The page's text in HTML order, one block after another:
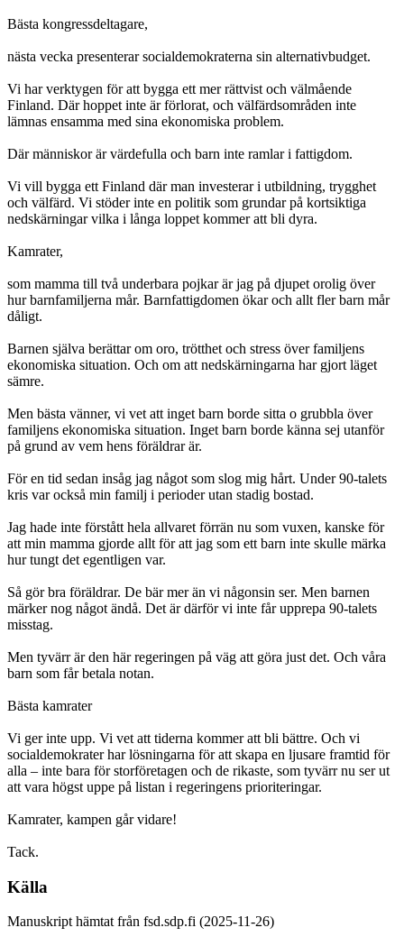
Bästa kongressdeltagare,
nästa vecka presenterar socialdemokraterna sin alternativbudget.
Vi har verktygen för att bygga ett mer rättvist och välmående
Finland. Där hoppet inte är förlorat, och välfärdsområden inte
lämnas ensamma med sina ekonomiska problem.
Där människor är värdefulla och barn inte ramlar i fattigdom.
Vi vill bygga ett Finland där man investerar i utbildning, trygghet
och välfärd. Vi stöder inte en politik som grundar på kortsiktiga
nedskärningar vilka i långa loppet kommer att bli dyra.
Kamrater,
som mamma till två underbara pojkar är jag på djupet orolig över
hur barnfamiljerna mår. Barnfattigdomen ökar och allt fler barn mår
dåligt.
Barnen själva berättar om oro, trötthet och stress över familjens
ekonomiska situation. Och om att nedskärningarna har gjort läget
sämre.
Men bästa vänner, vi vet att inget barn borde sitta o grubbla över
familjens ekonomiska situation. Inget barn borde känna sej utanför
på grund av vem hens föräldrar är.
För en tid sedan insåg jag något som slog mig hårt. Under 90-talets
kris var också min familj i perioder utan stadig bostad.
Jag hade inte förstått hela allvaret förrän nu som vuxen, kanske för
att min mamma gjorde allt för att jag som ett barn inte skulle märka
hur tungt det egentligen var.
Så gör bra föräldrar. De bär mer än vi någonsin ser. Men barnen
märker nog något ändå. Det är därför vi inte får upprepa 90-talets
misstag.
Men tyvärr är den här regeringen på väg att göra just det. Och våra
barn som får betala notan.
Bästa kamrater
Vi ger inte upp. Vi vet att tiderna kommer att bli bättre. Och vi
socialdemokrater har lösningarna för att skapa en ljusare framtid för
alla – inte bara för storföretagen och de rikaste, som tyvärr nu ser ut
att vara högst uppe på listan i regeringens prioriteringar.
Kamrater, kampen går vidare!
Tack.
Källa
Manuskript hämtat från fsd.sdp.fi (2025-11-26)